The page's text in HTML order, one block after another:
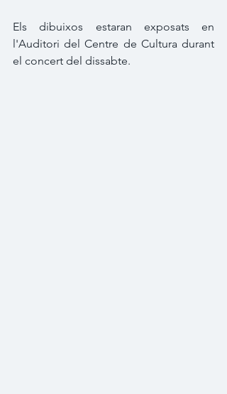
Els dibuixos estaran exposats en
l'Auditori del Centre de Cultura durant
el concert del dissabte.